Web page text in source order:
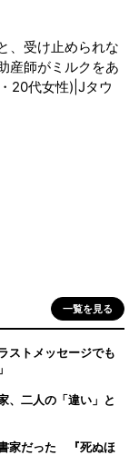
、受け止められな
産師がミルクをあ
20代女性)|Jタウ
一覧を見る
ストメッセージでも
、二人の「違い」と
家だった 『死ぬほ